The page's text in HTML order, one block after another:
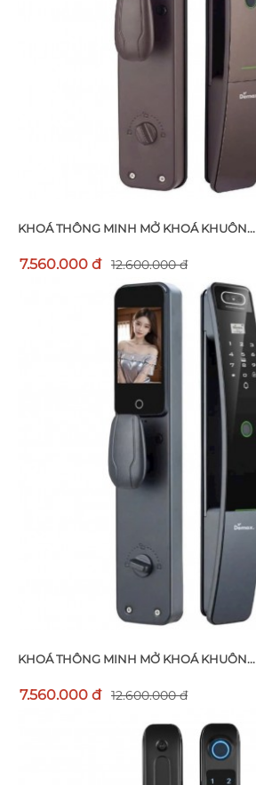
KHOÁ THÔNG MINH MỞ KHOÁ KHUÔN...
7.560.000 đ 12.600.000 đ
KHOÁ THÔNG MINH MỞ KHOÁ KHUÔN...
7.560.000 đ 12.600.000 đ